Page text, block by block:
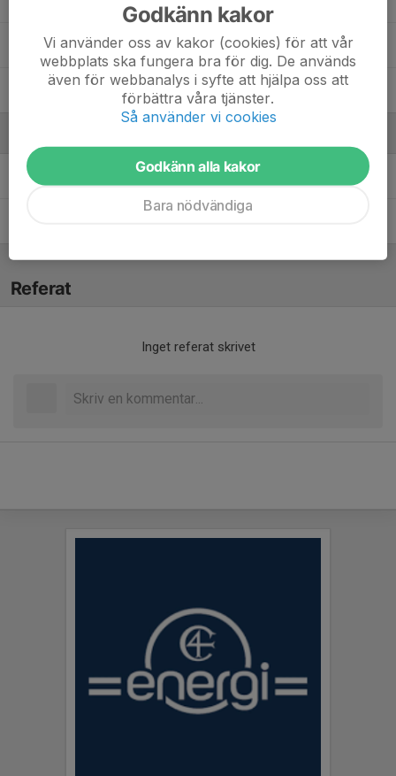
14. Emil S.
20. Cornelis B.
Jenny SödermanTränare
Referat
Inget referat skrivet
Godkänn kakor
Vi använder oss av kakor (cookies) för att vår
webbplats ska fungera bra för dig. De används
även för webbanalys i syfte att hjälpa oss att
förbättra våra tjänster.
Så använder vi cookies
Godkänn alla kakor
Bara nödvändiga